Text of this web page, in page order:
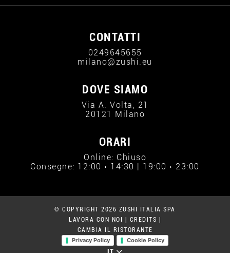
CONTATTI
0249645655
milano@zushi.eu
DOVE SIAMO
Via A. Volta, 21
20121 Milano
ORARI
Online: Chiuso
Consegne: 12:00 › 14:30 | 19:00 › 23:00
© COPYRIGHT 2026 ZUSHI ITALIA SPA
LAVORA CON NOI
CREDITS
CAMBIA IL RISTORANTE
Privacy Policy
Cookie Policy